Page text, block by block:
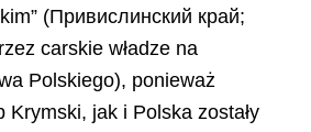
(Привислинский край;
carskie władze na
Polskiego), ponieważ
Krymski, jak i Polska zostały